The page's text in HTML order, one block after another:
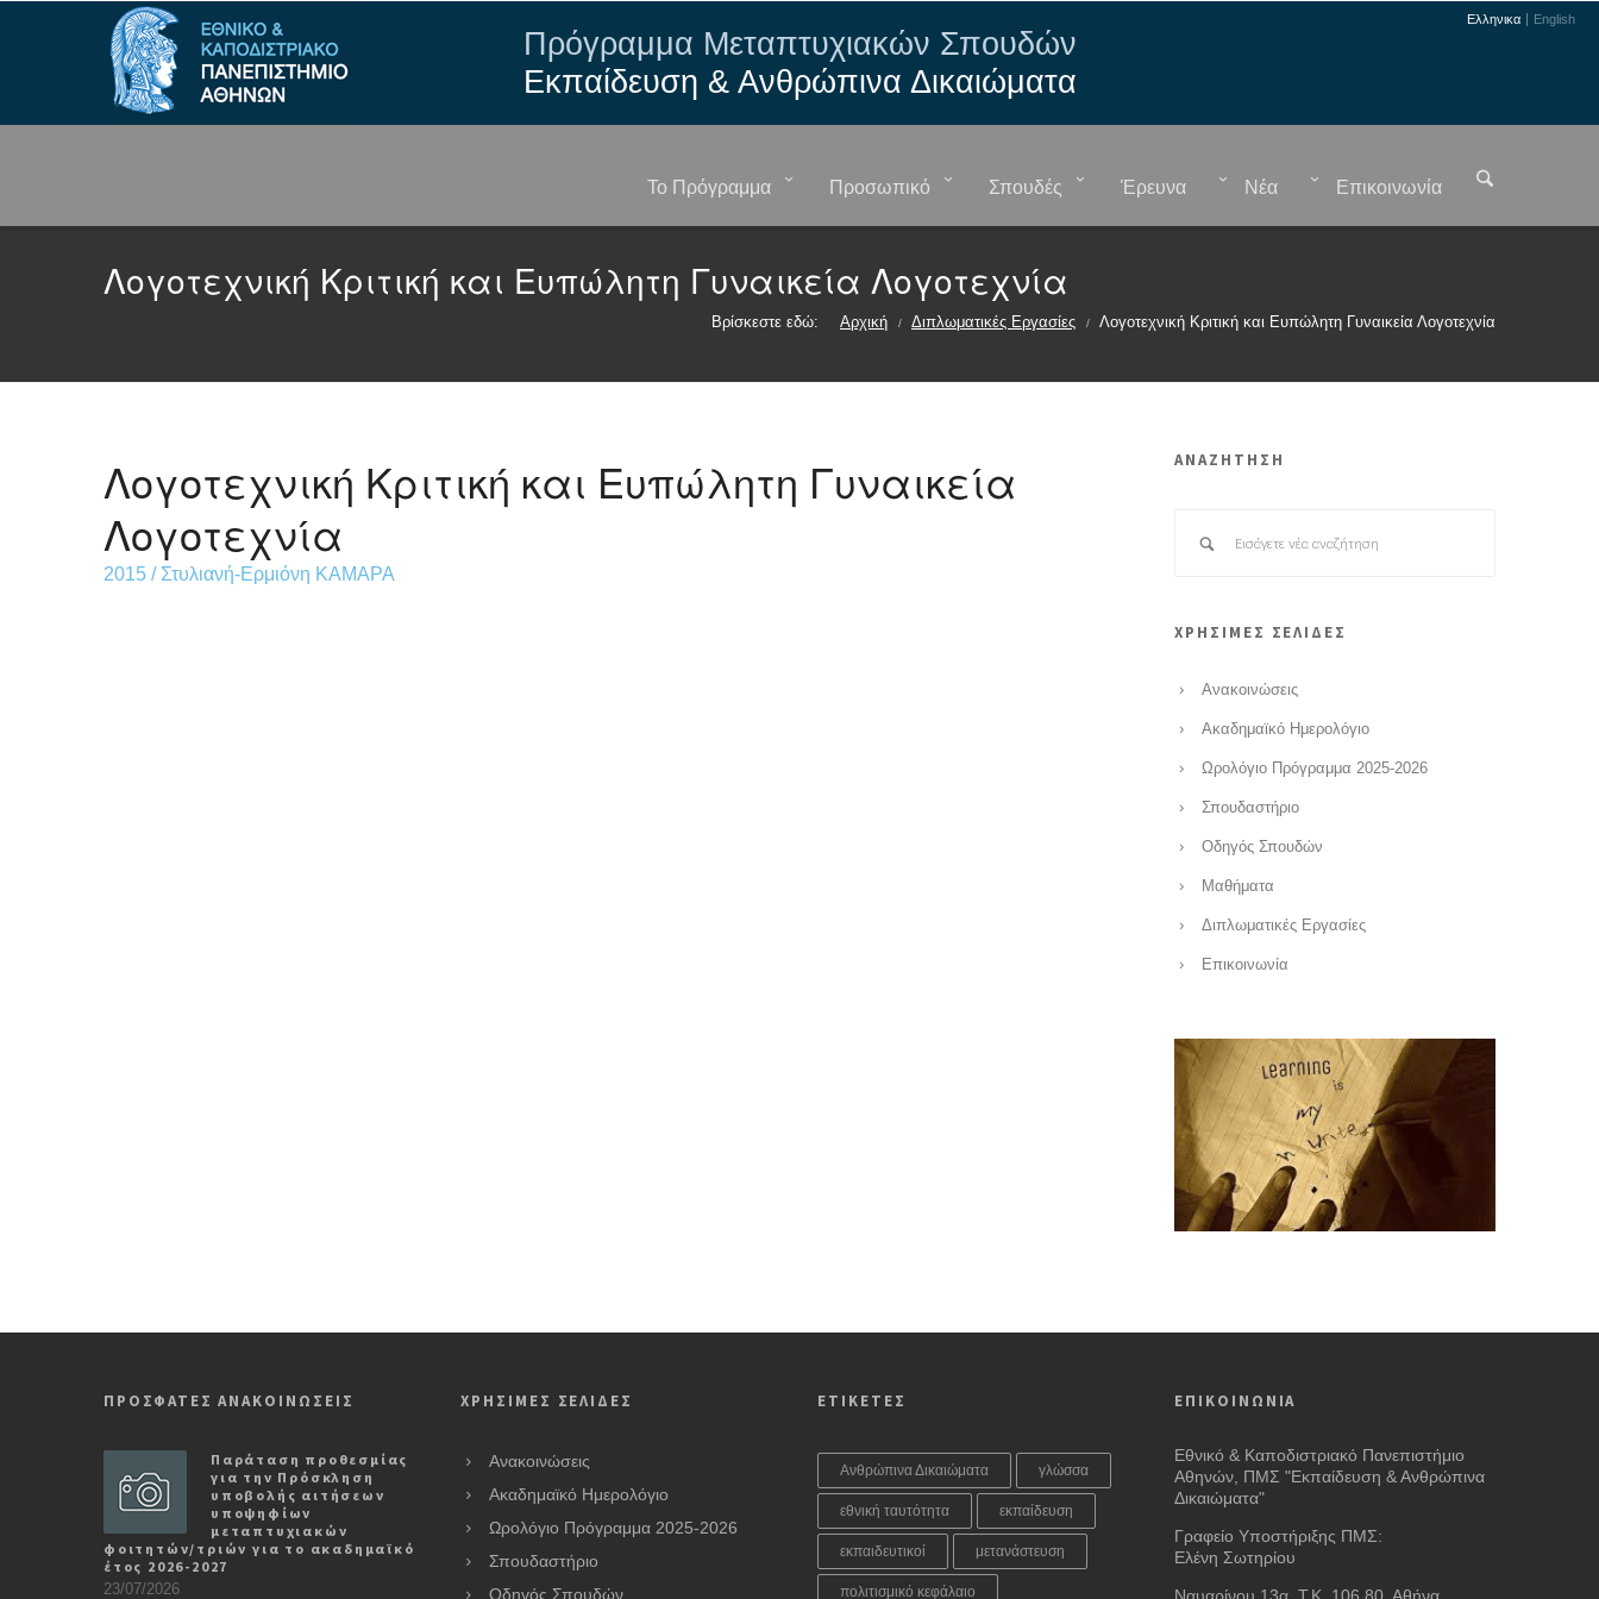
Ελληνικα English
Πρόγραμμα Μεταπτυχιακών Σπουδών
Εκπαίδευση & Ανθρώπινα Δικαιώματα
Επικοινωνία
Νέα
Έρευνα
Σπουδές
Προσωπικό
Το Πρόγραμμα
Λογοτεχνική Κριτική και Ευπώλητη Γυναικεία Λογοτεχνία
Βρίσκεστε εδώ: Αρχική / Διπλωματικές Εργασίες / Λογοτεχνική Κριτική και Ευπώλητη Γυναικεία Λογοτεχνία
Λογοτεχνική Κριτική και Ευπώλητη Γυναικεία
Λογοτεχνία
2015 / Στυλιανή-Ερμιόνη ΚΑΜΑΡΑ
ΑΝΑΖΗΤΗΣΗ
ΧΡΗΣΙΜΕΣ ΣΕΛΙΔΕΣ
Ανακοινώσεις
Ακαδημαϊκό Ημερολόγιο
Ωρολόγιο Πρόγραμμα 2025-2026
Σπουδαστήριο
Οδηγός Σπουδών
Μαθήματα
Διπλωματικές Εργασίες
Επικοινωνία
ΠΡΟΣΦΑΤΕΣ ΑΝΑΚΟΙΝΩΣΕΙΣ
Παράταση προθεσμίας
για την Πρόσκληση
υποβολής αιτήσεων
υποψηφίων
μεταπτυχιακών
φοιτητών/τριών για το ακαδημαϊκό
έτος 2026-2027
23/07/2026
ΧΡΗΣΙΜΕΣ ΣΕΛΙΔΕΣ
Ανακοινώσεις
Ακαδημαϊκό Ημερολόγιο
Ωρολόγιο Πρόγραμμα 2025-2026
Σπουδαστήριο
Οδηγός Σπουδών
ΕΤΙΚΕΤΕΣ
Ανθρώπινα Δικαιώματα γλώσσα
εθνική ταυτότητα εκπαίδευση
εκπαιδευτικοί μετανάστευση
πολιτισμικό κεφάλαιο
ΕΠΙΚΟΙΝΩΝΙΑ
Εθνικό & Καποδιστριακό Πανεπιστήμιο
Αθηνών, ΠΜΣ "Εκπαίδευση & Ανθρώπινα
Δικαιώματα"
Γραφείο Υποστήριξης ΠΜΣ:
Ελένη Σωτηρίου
Ναυαρίνου 13α, Τ.Κ. 106 80, Αθήνα